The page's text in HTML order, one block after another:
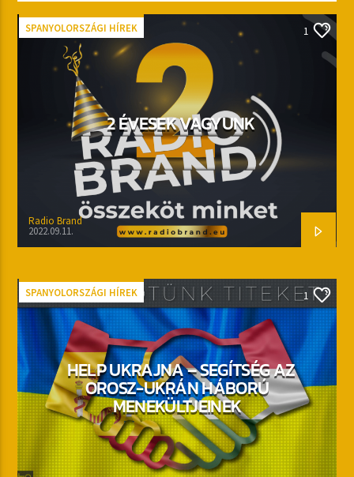
SPANYOLORSZÁGI HÍREK 1
2 ÉVESEK VAGYUNK
Radio Brand
2022.09.11.
SPANYOLORSZÁGI HÍREK 1
HELP UKRAJNA – SEGÍTSÉG AZ
OROSZ-UKRÁN HÁBORÚ
MENEKÜLTJEINEK